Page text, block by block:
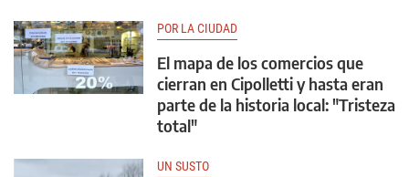
POR LA CIUDAD
El mapa de los comercios que
cierran en Cipolletti y hasta eran
parte de la historia local: "Tristeza
total"
UN SUSTO